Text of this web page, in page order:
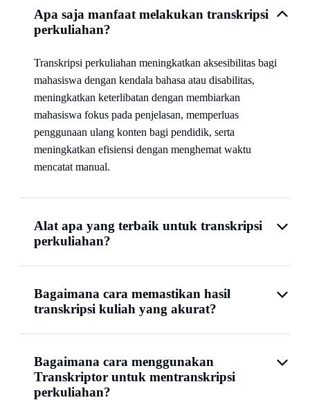
Apa saja manfaat melakukan transkripsi
perkuliahan?
Transkripsi perkuliahan meningkatkan aksesibilitas bagi
mahasiswa dengan kendala bahasa atau disabilitas,
meningkatkan keterlibatan dengan membiarkan
mahasiswa fokus pada penjelasan, memperluas
penggunaan ulang konten bagi pendidik, serta
meningkatkan efisiensi dengan menghemat waktu
mencatat manual.
Alat apa yang terbaik untuk transkripsi
perkuliahan?
Bagaimana cara memastikan hasil
transkripsi kuliah yang akurat?
Bagaimana cara menggunakan
Transkriptor untuk mentranskripsi
perkuliahan?